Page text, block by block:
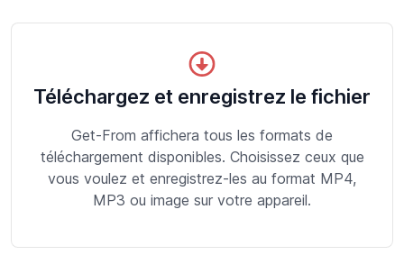
Téléchargez et enregistrez le fichier
Get-From affichera tous les formats de
téléchargement disponibles. Choisissez ceux que
vous voulez et enregistrez-les au format MP4,
MP3 ou image sur votre appareil.